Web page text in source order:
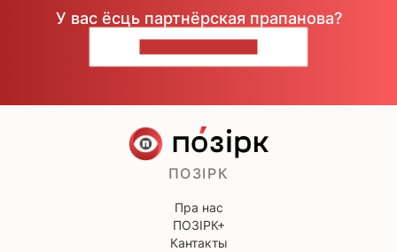
У вас ёсць партнёрская прапанова?
ПОЗІРК
Пра нас
ПОЗІРК+
Кантакты